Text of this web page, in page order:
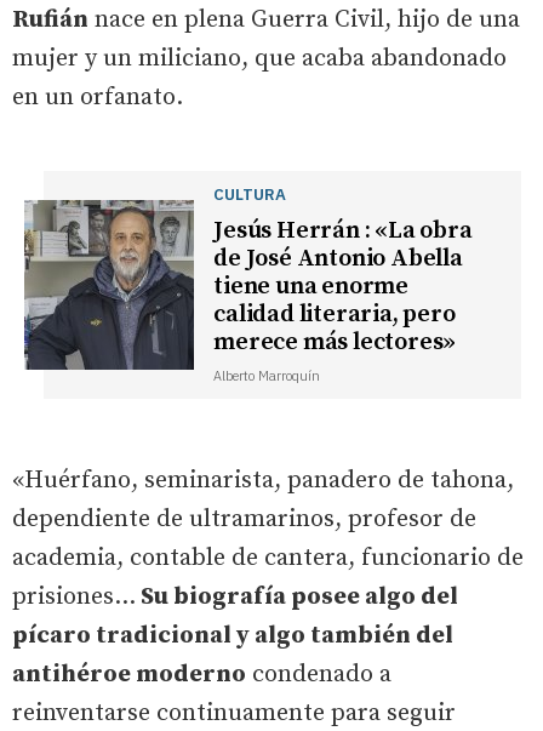
Rufián nace en plena Guerra Civil, hijo de una
mujer y un miliciano, que acaba abandonado
en un orfanato.
CULTURA
Jesús Herrán : «La obra
de José Antonio Abella
tiene una enorme
calidad literaria, pero
merece más lectores»
Alberto Marroquín
«Huérfano, seminarista, panadero de tahona,
dependiente de ultramarinos, profesor de
academia, contable de cantera, funcionario de
prisiones… Su biografía posee algo del
pícaro tradicional y algo también del
antihéroe moderno condenado a
reinventarse continuamente para seguir